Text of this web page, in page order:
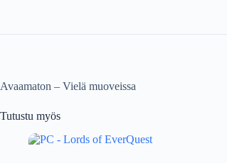
Avaamaton – Vielä muoveissa
Tutustu myös